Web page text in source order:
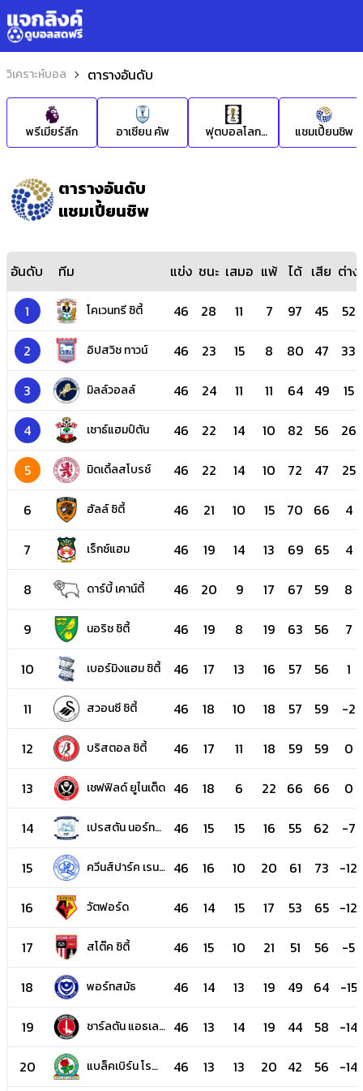
วิเคราะห์บอล ตารางอันดับ
ตารางอันดับ
แชมเปี้ยนชิพ
อันดับ ทีม แข่ง ชนะ เสมอ แพ้ ได้ เสีย ต่าง
1 โคเวนทรี ซิตี้ 46 28 11 7 97 45 52
2 อิปสวิช ทาวน์ 46 23 15 8 80 47 33
3 มิลล์วอลล์ 46 24 11 11 64 49 15
4 เซาธ์แฮมป์ตัน 46 22 14 10 82 56 26
5 มิดเดิ้ลสโบรช์ 46 22 14 10 72 47 25
6 ฮัลล์ ซิตี้ 46 21 10 15 70 66 4
7 เร็กซ์แฮม 46 19 14 13 69 65 4
8 ดาร์บี้ เคาน์ตี้ 46 20 9 17 67 59 8
9 นอริช ซิตี้ 46 19 8 19 63 56 7
10 เบอร์มิงแฮม ซิตี้ 46 17 13 16 57 56 1
11 สวอนซี ซิตี้ 46 18 10 18 57 59 -2
12 บริสตอล ซิตี้ 46 17 11 18 59 59 0
13 เชฟฟิลด์ ยูไนเต็ด 46 18 6 22 66 66 0
14
เปรสตัน นอร์ท
46 15 15 16 55 62 -7
15
ควีนส์ปาร์ค เรน
46 16 10 20 61 73 -12
16 วัตฟอร์ด 46 14 15 17 53 65 -12
17 สโต๊ค ซิตี้ 46 15 10 21 51 56 -5
18 พอร์ทสมัธ 46 14 13 19 49 64 -15
19
ชาร์ลตัน แอธเลติ 46 13 14 19 44 58 -14
20
แบล็คเบิร์น โร
46 13 13 20 42 56 -14
พรีเมียร์ลีก อาเซียน คัพ
ฟุตบอลโลก
2026
แชมเปี้ยนชิพ